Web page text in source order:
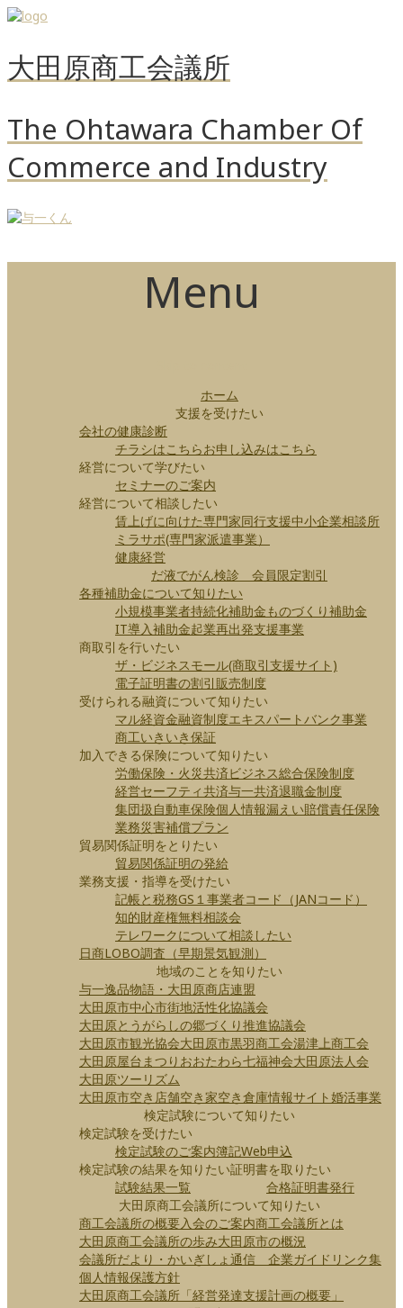
大田原商工会議所
The Ohtawara Chamber Of
Commerce and Industry
Menu
ホーム
支援を受けたい
会社の健康診断
チラシはこちらお申し込みはこちら
経営について学びたい
セミナーのご案内
経営について相談したい
賃上げに向けた専門家同行支援中小企業相談所
ミラサポ(専門家派遣事業）
健康経営
だ液でがん検診 会員限定割引
各種補助金について知りたい
小規模事業者持続化補助金ものづくり補助金
IT導入補助金起業再出発支援事業
商取引を行いたい
ザ・ビジネスモール(商取引支援サイト)
電子証明書の割引販売制度
受けられる融資について知りたい
マル経資金融資制度エキスパートバンク事業
商工いきいき保証
加入できる保険について知りたい
労働保険・火災共済ビジネス総合保険制度
経営セーフティ共済与一共済退職金制度
集団扱自動車保険個人情報漏えい賠償責任保険
業務災害補償プラン
貿易関係証明をとりたい
貿易関係証明の発給
業務支援・指導を受けたい
記帳と税務GS１事業者コード（JANコード）
知的財産権無料相談会
テレワークについて相談したい
日商LOBO調査（早期景気観測）
地域のことを知りたい
与一逸品物語・大田原商店連盟
大田原市中心市街地活性化協議会
大田原とうがらしの郷づくり推進協議会
大田原市観光協会大田原市黒羽商工会湯津上商工会
大田原屋台まつり おおたわら七福神会大田原法人会
大田原ツーリズム
大田原市空き店舗空き家空き倉庫情報サイト婚活事業
検定試験について知りたい
検定試験を受けたい
検定試験のご案内簿記Web申込
検定試験の結果を知りたい
試験結果一覧
証明書を取りたい
合格証明書発行
大田原商工会議所について知りたい
商工会議所の概要入会のご案内商工会議所とは
大田原商工会議所の歩み大田原市の概況
会議所だより・かいぎしょ通信 企業ガイド リンク集
個人情報保護方針
大田原商工会議所「経営発達支援計画の概要」